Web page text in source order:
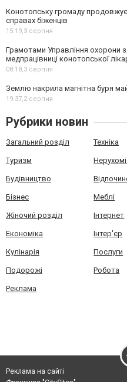
Конотопську громаду
справах біженців
15:19,3 серпня
Грамотами Управління охорони
медпрацівниці конотопської
08:18,3 серпня
Землю накрила магнітна буря
19:37,2 серпня
Рубрики новин
Загальний розділ Техніка
Туризм
Будівництво
Бізнес Меблі
Жіночий розділ Інтернет
Економіка Інтер'єр
Кулінарія Послуги
Подорожі Робота
Реклама
Реклама на сайті